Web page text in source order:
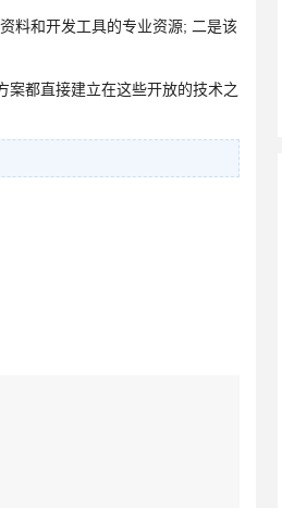
料和开发工具的专业资源; 二是该
都直接建立在这些开放的技术之